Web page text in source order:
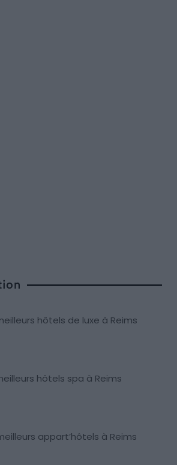
hôtels de luxe à Reims
hôtels spa à Reims
appart’hôtels à Reims